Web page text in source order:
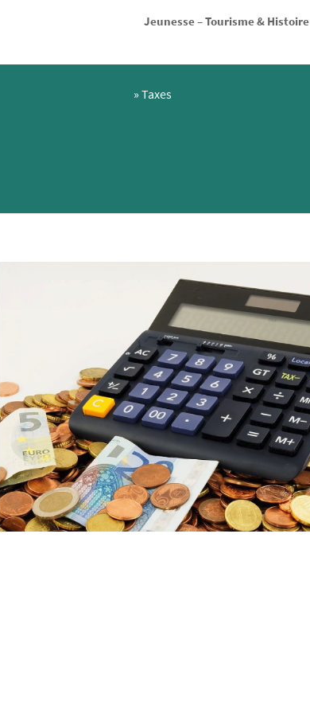
Jeunesse – Tourisme & Histoire
» Taxes